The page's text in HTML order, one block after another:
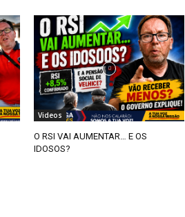
Videos
O RSI VAI AUMENTAR… E OS
IDOSOS?